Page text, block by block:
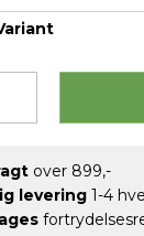
over 899,-
levering 1-4